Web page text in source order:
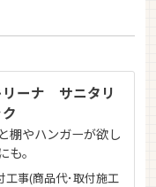
リーナ サニタリ
棚やハンガーが欲し
も。
工事(商品代･取付施工